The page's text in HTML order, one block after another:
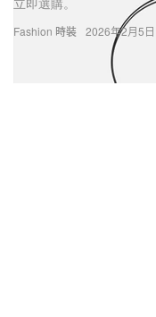
Fashion 時裝 2026年2月5日